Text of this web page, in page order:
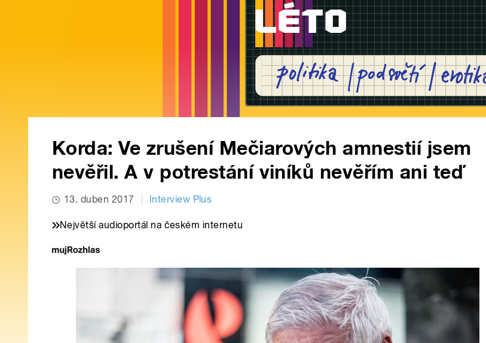
Korda: Ve zrušení Mečiarových amnestií jsem
nevěřil. A v potrestání viníků nevěřím ani teď
13. duben 2017 Interview Plus
Největší audioportál na českém internetu